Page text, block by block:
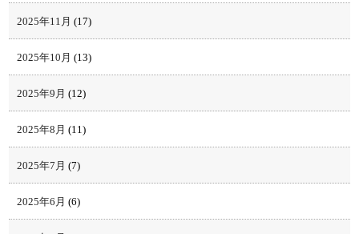
2025年11月 (17)
2025年10月 (13)
2025年9月 (12)
2025年8月 (11)
2025年7月 (7)
2025年6月 (6)